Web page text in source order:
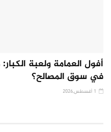
أفول العمامة ولعبة
في سوق المصالح؟